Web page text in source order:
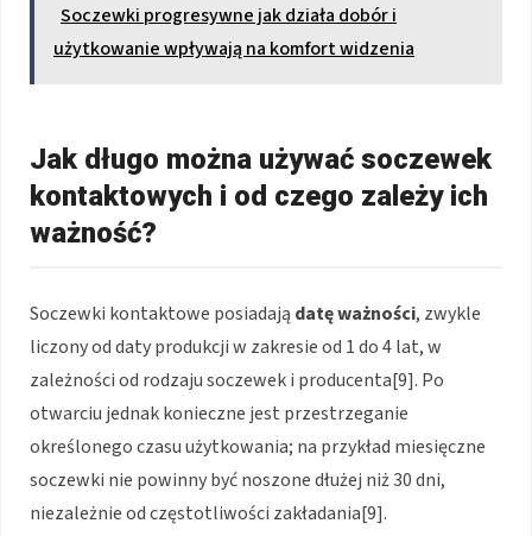
Soczewki progresywne jak działa dobór i
użytkowanie wpływają na komfort widzenia
Jak długo można używać soczewek
kontaktowych i od czego zależy ich
ważność?
Soczewki kontaktowe posiadają datę ważności, zwykle
liczony od daty produkcji w zakresie od 1 do 4 lat, w
zależności od rodzaju soczewek i producenta[9]. Po
otwarciu jednak konieczne jest przestrzeganie
określonego czasu użytkowania; na przykład miesięczne
soczewki nie powinny być noszone dłużej niż 30 dni,
niezależnie od częstotliwości zakładania[9].